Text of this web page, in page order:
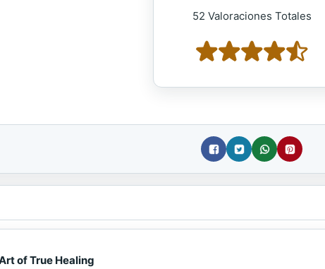
52 Valoraciones Totales
of True Healing